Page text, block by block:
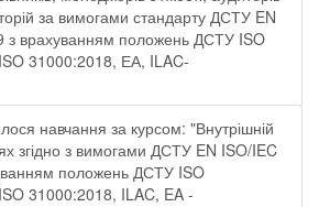
за вимогами стандарту ДСТУ EN
з врахуванням положень ДСТУ ISO
31000:2018, ЕА, ILAC-
навчання за курсом: "Внутрішній
згідно з вимогами ДСТУ EN ISO/IEC
положень ДСТУ ISO
31000:2018, ILAC, EA -